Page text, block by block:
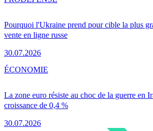
Pourquoi l'Ukraine prend pour cible la plus
vente en ligne russe
30.07.2026
La zone euro résiste au choc de la guerre en
croissance de 0,4 %
30.07.2026
ÉCONOMIE